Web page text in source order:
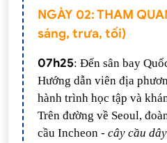
NGÀY 02: THAM
sáng, trưa, tối)
07h25: Đến sân bay
Hướng dẫn viên địa
hành trình học tập và
Trên đường về Seoul,
cầu Incheon - cây cầu